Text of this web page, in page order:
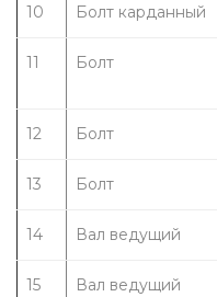
10 Болт карданный
11 Болт
12 Болт
13 Болт
14 Вал ведущий
15 Вал ведущий